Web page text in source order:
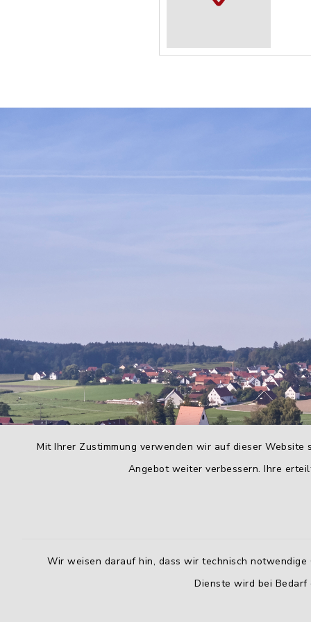
Mit Ihrer Zustimmung verwenden wir auf dieser
Angebot weiter verbessern. Ihre
Wir weisen darauf hin, dass wir technisch
Dienste wird bei